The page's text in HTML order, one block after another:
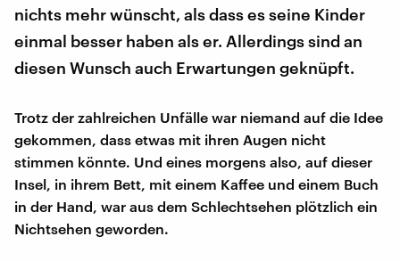
nichts mehr wünscht, als dass es seine Kinder
einmal besser haben als er. Allerdings sind an
diesen Wunsch auch Erwartungen geknüpft.
Trotz der zahlreichen Unfälle war niemand auf die Idee
gekommen, dass etwas mit ihren Augen nicht
stimmen könnte. Und eines morgens also, auf dieser
Insel, in ihrem Bett, mit einem Kaffee und einem Buch
in der Hand, war aus dem Schlechtsehen plötzlich ein
Nichtsehen geworden.